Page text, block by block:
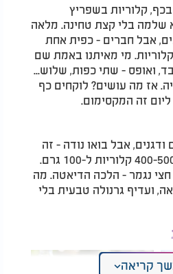
קלוריות בשפריץ
שלמה בלי קצת טחינה. מלאה
אבל חברים - כפית אחת
קטנה, רק כפית, היא 90 קלוריות. מי מאיתנו באמת שם
ואופס - שתי כפות, שלוש...
אז מה עושים? לוקחים כף
זה המקסימום.
אבל בואו נודה - זה
מתוק, זה טעים, וזה גם 400-500 קלוריות ל-100 גרם.
נגמר - הלכה הדיאטה. מה
ועדיף גרנולה טבעית בלי
קריאה